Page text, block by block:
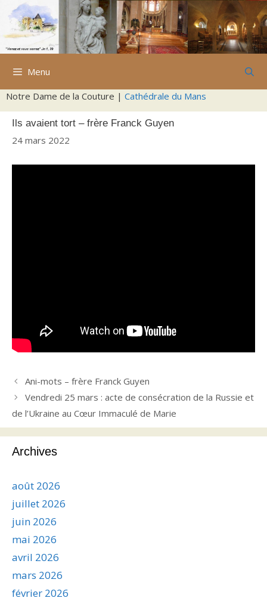
Aller
contenu
Menu
Notre Dame de la Couture | Cathédrale du Mans
Ils avaient tort – frère Franck Guyen
24 mars 2022
Ani-mots – frère Franck Guyen
Vendredi 25 mars : acte de consécration de la Russie et
de l’Ukraine au Cœur Immaculé de Marie
Archives
août 2026
juillet 2026
juin 2026
mai 2026
avril 2026
mars 2026
février 2026